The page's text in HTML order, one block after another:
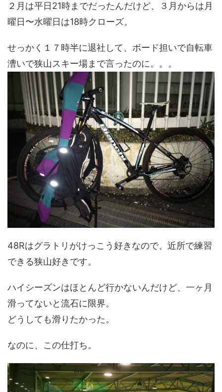
２月は平日21時までだったんだけど、３月からは月
曜日〜水曜日は18時クローズ。
せっかく１７時半に退社して、ボード担いで自転車
漕いで狭山スキー場まで言ったのに。。。
48Rはグラトリがけっこう好きなので、近所で練習
できる狭山好きです。
ハイシーズンはほとんど行かないんだけど、一ヶ月
滑ってないと流石に限界。
どうしても滑りたかった。
なのに、この仕打ち。